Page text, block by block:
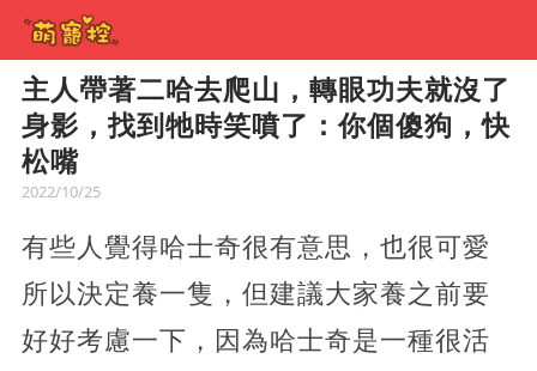
主人帶著二哈去爬山，轉眼功夫就沒了
身影，找到牠時笑噴了：你個傻狗，快
松嘴
2022/10/25
有些人覺得哈士奇很有意思，也很可愛
所以決定養一隻，但建議大家養之前要
好好考慮一下，因為哈士奇是一種很活